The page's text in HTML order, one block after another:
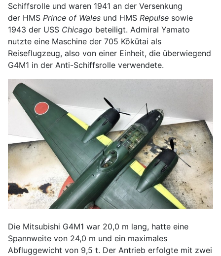
Schiffsrolle und waren 1941 an der Versenkung
der HMS Prince of Wales und HMS Repulse sowie
1943 der USS Chicago beteiligt. Admiral Yamato
nutzte eine Maschine der 705 Kōkūtai als
Reiseflugzeug, also von einer Einheit, die überwiegend
G4M1 in der Anti-Schiffsrolle verwendete.
Die Mitsubishi G4M1 war 20,0 m lang, hatte eine
Spannweite von 24,0 m und ein maximales
Abfluggewicht von 9,5 t. Der Antrieb erfolgte mit zwei